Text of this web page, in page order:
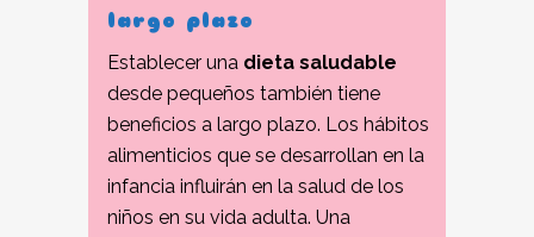
largo plazo
Establecer una dieta saludable
desde pequeños también tiene
beneficios a largo plazo. Los hábitos
alimenticios que se desarrollan en la
infancia influirán en la salud de los
niños en su vida adulta. Una